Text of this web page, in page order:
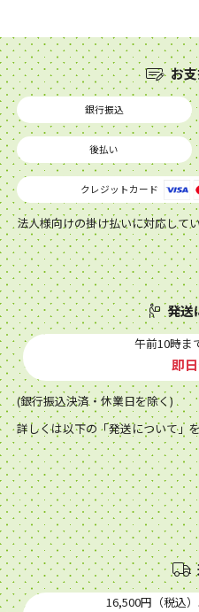
お
銀行振込
後払い
クレジットカード
法人様向けの掛け払いに対応して
発送
午前10時ま
即
(銀行振込決済・休業日を除く)
詳しくは以下の「発送について」
16,500円（税込